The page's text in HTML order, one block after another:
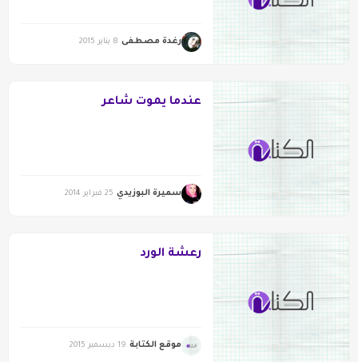
رغدة مصطفى 8 يناير 2015
عندما يموت شاعر
سميرة البوزيدي 25 فبراير 2014
رعشة الورد
موقع الكتابة 19 ديسمبر 2015